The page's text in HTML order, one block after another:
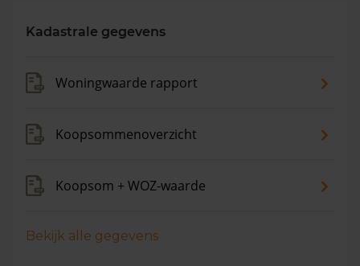
Kadastrale gegevens
Woningwaarde rapport
Koopsommenoverzicht
Koopsom + WOZ-waarde
Bekijk alle gegevens